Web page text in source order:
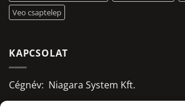
Veo csaptelep
KAPCSOLAT
Cégnév: Niagara System Kft.